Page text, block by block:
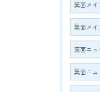
箕面メイ
箕面メ
箕面ニ
箕面ニ